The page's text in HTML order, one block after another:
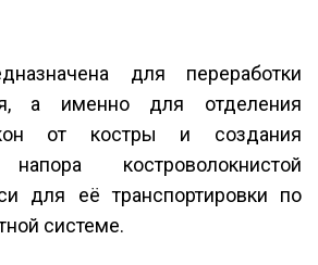
для переработки
а именно для отделения
от костры и создания
костроволокнистой
для её транспортировки по
системе.